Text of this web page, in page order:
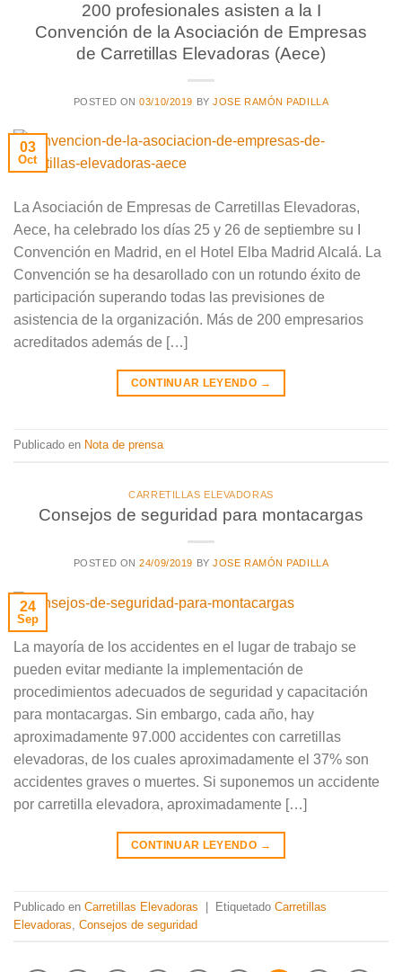
200 profesionales asisten a la I
Convención de la Asociación de Empresas
de Carretillas Elevadoras (Aece)
POSTED ON03/10/2019 BYJOSE RAMÓN PADILLA
03
Oct
La Asociación de Empresas de Carretillas Elevadoras,
Aece, ha celebrado los días 25 y 26 de septiembre su I
Convención en Madrid, en el Hotel Elba Madrid Alcalá. La
Convención se ha desarollado con un rotundo éxito de
participación superando todas las previsiones de
asistencia de la organización. Más de 200 empresarios
acreditados además de […]
CONTINUAR LEYENDO →
Publicado en Nota de prensa
CARRETILLAS ELEVADORAS
Consejos de seguridad para montacargas
POSTED ON24/09/2019 BYJOSE RAMÓN PADILLA
24
Sep
La mayoría de los accidentes en el lugar de trabajo se
pueden evitar mediante la implementación de
procedimientos adecuados de seguridad y capacitación
para montacargas. Sin embargo, cada año, hay
aproximadamente 97.000 accidentes con carretillas
elevadoras, de los cuales aproximadamente el 37% son
accidentes graves o muertes. Si suponemos un accidente
por carretilla elevadora, aproximadamente […]
CONTINUAR LEYENDO →
Publicado en Carretillas Elevadoras Etiquetado Carretillas
Elevadoras Consejos de seguridad